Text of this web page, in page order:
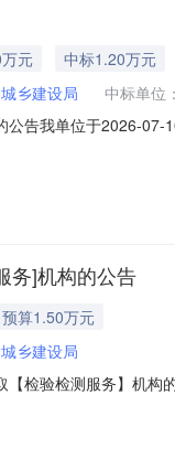
元
中标1.20万元
乡建设局 中标单位：
告我单位于2026-
1009:00服务金额
务]机构的公告
预算1.50万元
乡建设局
检验检测服务】机
项目规模其他项